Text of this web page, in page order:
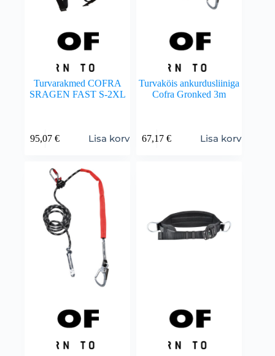
Turvarakmed COFRA
SRAGEN FAST S-2XL
95,07€ Lisa korvi
Turvaköis ankurdusliiniga
Cofra Gronked 3m
67,17€ Lisa korvi